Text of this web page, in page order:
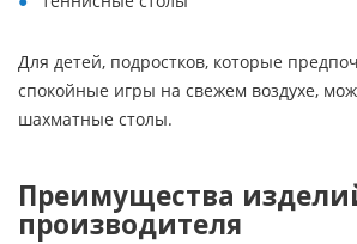
Для детей, подростков, которые
спокойные игры на свежем воздухе,
шахматные столы.
Преимущества
производителя